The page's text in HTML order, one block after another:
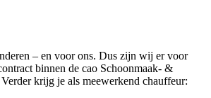
– en voor ons. Dus zijn wij er voor
binnen de cao Schoonmaak- &
krijg je als meewerkend chauffeur: